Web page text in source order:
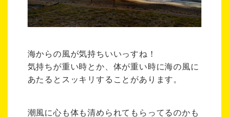
海からの風が気持ちいいっすね！
気持ちが重い時とか、体が重い時に海の風に
あたるとスッキリすることがあります。
潮風に心も体も清められてもらってるのかも